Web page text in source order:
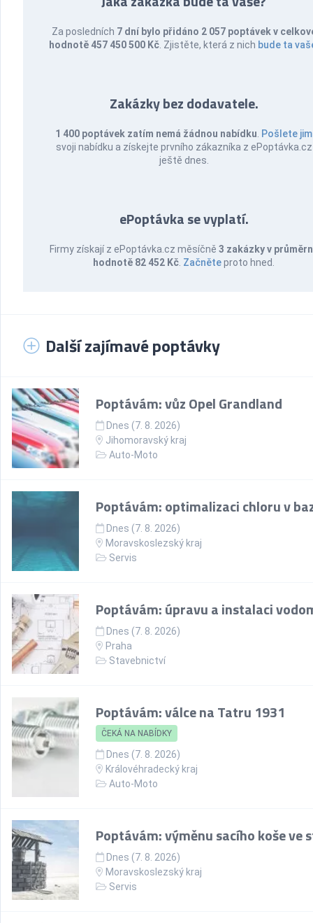
Za posledních 7 dní bylo přidáno 2 057 poptávek v
hodnotě 457 450 500 Kč . Zjistěte, která z nich bude ta
Zakázky bez dodavatele.
1 400 poptávek zatím nemá žádnou nabídku Pošlete jim
svoji nabídku a získejte prvního zákazníka z ePoptávka.cz
ještě dnes.
ePoptávka se vyplatí.
Firmy získají z ePoptávka.cz měsíčně 3 zakázky v
hodnotě 82 452 Kč Začněteproto hned.
Další zajímavé poptávky
Poptávám: vůz Opel Grandland
Dnes (7. 8. 2026)
Jihomoravský kraj
Auto-Moto
Poptávám: optimalizaci chloru v
Dnes (7. 8. 2026)
Moravskoslezský kraj
Servis
Poptávám: úpravu a instalaci
Dnes (7. 8. 2026)
Praha
Stavebnictví
Poptávám: válce na Tatru 1931
ČEKÁ NA NABÍDKY
Dnes (7. 8. 2026)
Královéhradecký kraj
Auto-Moto
Poptávám: výměnu sacího koše ve
Dnes (7. 8. 2026)
Moravskoslezský kraj
Servis